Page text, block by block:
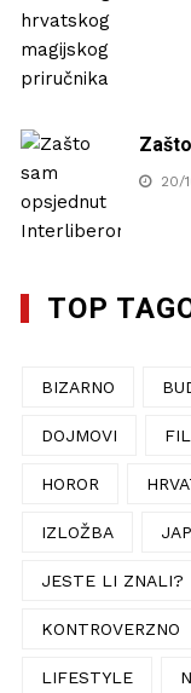
20/
TOP
BIZARNO
DOJMOVI
HOROR
IZLOŽBA
JESTE LI ZNALI?
KONTROVERZNO
LIFESTYLE